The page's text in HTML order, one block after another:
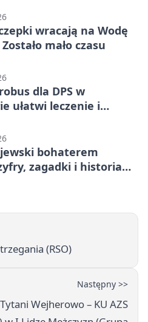
wracają na Wodę
mało czasu
dla DPS w
ułatwi leczenie i
bohaterem
zagadki i historia
(RSO)
Następny >>
Wejherowo – KU AZS